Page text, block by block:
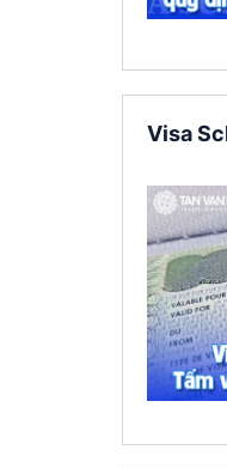
Visa